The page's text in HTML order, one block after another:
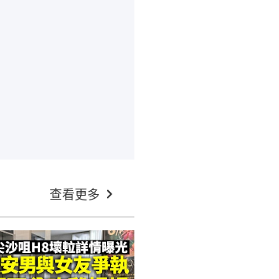
查看更多